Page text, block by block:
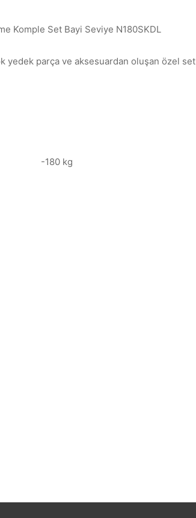
Komple Set Bayi Seviye N180SKDL
yedek parça ve aksesuardan oluşan özel set
-180 kg